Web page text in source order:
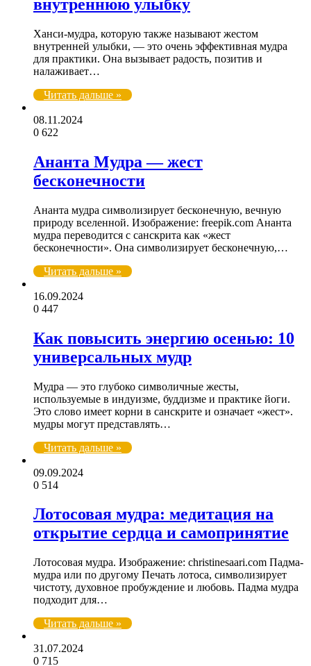
внутреннюю улыбку
Ханси-мудра, которую также называют жестом
внутренней улыбки, — это очень эффективная мудра
для практики. Она вызывает радость, позитив и
налаживает…
Читать дальше »
08.11.2024
0 622
Ананта Мудра — жест
бесконечности
Ананта мудра символизирует бесконечную, вечную
природу вселенной. Изображение: freepik.com Ананта
мудра переводится с санскрита как «жест
бесконечности». Она символизирует бесконечную,…
Читать дальше »
16.09.2024
0 447
Как повысить энергию осенью: 10
универсальных мудр
Мудра — это глубоко символичные жесты,
используемые в индуизме, буддизме и практике йоги.
Это слово имеет корни в санскрите и означает «жест».
мудры могут представлять…
Читать дальше »
09.09.2024
0 514
Лотосовая мудра: медитация на
открытие сердца и самопринятие
Лотосовая мудра. Изображение: christinesaari.com Падма-
мудра или по другому Печать лотоса, символизирует
чистоту, духовное пробуждение и любовь. Падма мудра
подходит для…
Читать дальше »
31.07.2024
0 715